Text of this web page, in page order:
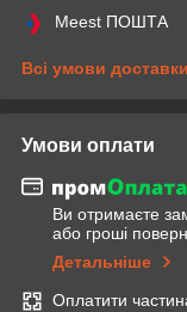
Meest ПОШТА
Всі умови доставки
Умови оплати
Ви отримаєте
або гроші
Детальніше
Оплатити